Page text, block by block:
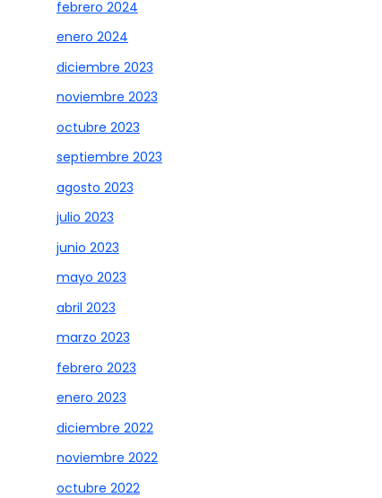
febrero 2024
enero 2024
diciembre 2023
noviembre 2023
octubre 2023
septiembre 2023
agosto 2023
julio 2023
junio 2023
mayo 2023
abril 2023
marzo 2023
febrero 2023
enero 2023
diciembre 2022
noviembre 2022
octubre 2022